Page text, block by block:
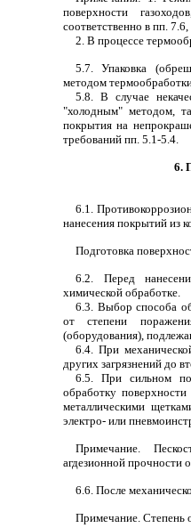
поверхности
соответственно в пп.
2. В процессе
5.7. Упаковка
методом
5.8. В случае
"холодным" методом,
покрытия на
требований пп. 5.1-5.4.
6.
6.1.
нанесения покрытий из
Подготовка
6.2. Перед
химической обработке.
6.3. Выбор способа
от степени
(оборудования),
6.4. При
других загрязнений до
6.5. При сильном
обработку
металлическими
электро- или
Примечание.
агдезионной прочности
6.6. После
Примечание. Степень